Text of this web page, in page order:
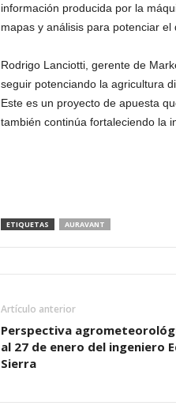
información producida por la
mapas y análisis para potenciar el
Rodrigo Lanciotti, gerente de
seguir potenciando la agricultura
Este es un proyecto de apuesta
también continúa fortaleciendo la
ETIQUETAS AURAVANT
Artículo anterior
Perspectiva
al 27 de enero del ingeniero
Sierra